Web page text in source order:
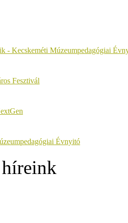
- Kecskeméti Múzeumpedagógiai
Fesztivál
Évnyitó